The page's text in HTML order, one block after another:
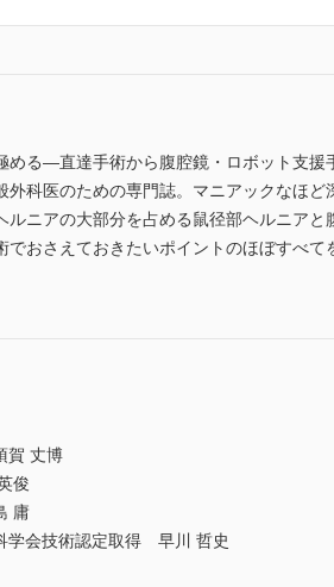
める―直達手術から腹腔鏡・ロボット支援
科医のための専門誌。マニアックなほ
ニアの大部分を占める鼠径部ヘルニア
でおさえておきたいポイントのほぼすべ
賀 丈博
俊
庸
学会技術認定取得 早川 哲史